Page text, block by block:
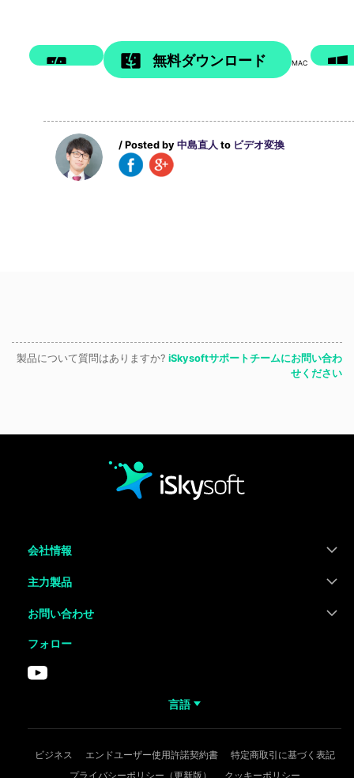
無料ダウンロード MAC
/ Posted by 中島直人 to ビデオ変換
製品について質問はありますか? iSkysoftサポートチームにお問い合わ
せください
会社情報
主力製品
お問い合わせ
フォロー
言語
ビジネス エンドユーザー使用許諾契約書
特定商取引に基づく表記
プライバシーポリシー（更新版）
クッキーポリシー